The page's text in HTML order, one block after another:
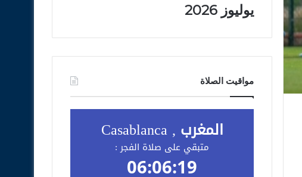
يوليوز 2026
مواقيت الصلاة